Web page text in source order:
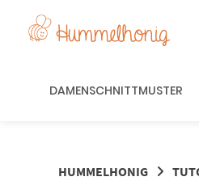
DAMENSCHNITTMUSTER
HUMMELHONIG